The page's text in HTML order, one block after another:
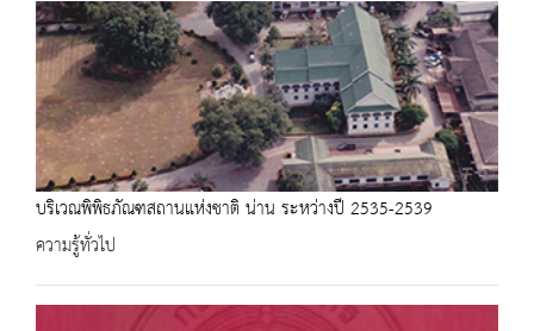
บริเวณพิพิธภัณฑสถานแห่งชาติ น่าน ระหว่างปี 2535-2539
ความรู้ทั่วไป